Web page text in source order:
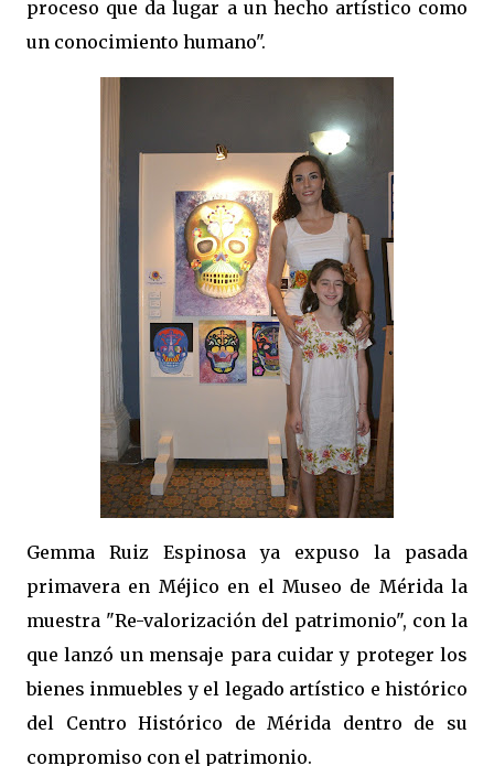
proceso que da lugar a un hecho artístico como
un conocimiento humano".
Gemma Ruiz Espinosa ya expuso la pasada
primavera en Méjico en el Museo de Mérida la
muestra "Re-valorización del patrimonio", con la
que lanzó un mensaje para cuidar y proteger los
bienes inmuebles y el legado artístico e histórico
del Centro Histórico de Mérida dentro de su
compromiso con el patrimonio.